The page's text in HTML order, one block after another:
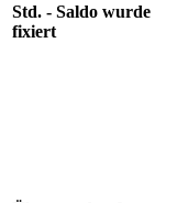
Std. - Saldo wurde
fixiert